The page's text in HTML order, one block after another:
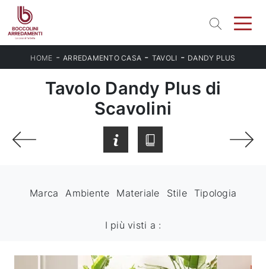
HOME -ARREDAMENTO CASA - TAVOLI - DANDY PLUS
Tavolo Dandy Plus di
Scavolini
Marca Ambiente Materiale Stile Tipologia
I più visti a :